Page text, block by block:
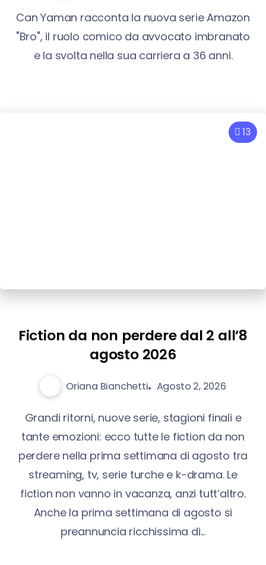
Can Yaman racconta la nuova serie Amazon
"Bro", il ruolo comico da avvocato imbranato
e la svolta nella sua carriera a 36 anni.
13
Fiction da non perdere dal 2 all’8
agosto 2026
Oriana Bianchetti Agosto 2, 2026
Grandi ritorni, nuove serie, stagioni finali e
tante emozioni: ecco tutte le fiction da non
perdere nella prima settimana di agosto tra
streaming, tv, serie turche e k-drama. Le
fiction non vanno in vacanza, anzi tutt’altro.
Anche la prima settimana di agosto si
preannuncia ricchissima di...